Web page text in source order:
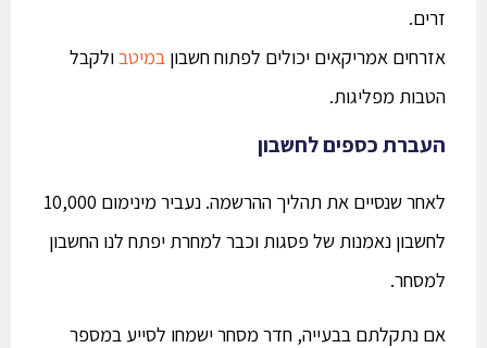
זרים.
אזרחים אמריקאים יכולים לפתוח חשבוןבמיטבולקבל
הטבות מפליגות.
העברת כספים לחשבון
לאחר שנסיים את תהליך ההרשמה. נעביר מינימום 10,000
לחשבון נאמנות של פסגות וכבר למחרת יפתח לנו החשבון
למסחר.
אם נתקלתם בבעייה, חדר מסחר ישמחו לסייע במספר